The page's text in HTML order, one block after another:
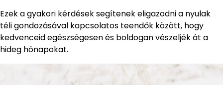
Ezek a gyakori kérdések segítenek eligazodni a nyulak
téli gondozásával kapcsolatos teendők között, hogy
kedvenceid egészségesen és boldogan vészeljék át a
hideg hónapokat.